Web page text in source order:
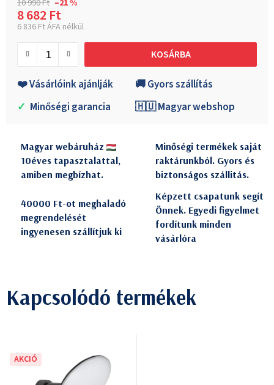
10 990 Ft –21 %
8 682 Ft
6 836 Ft ÁFA nélkül
KOSÁRBA
❤️ Vásárlóink ajánlják
🚚 Gyors szállítás
✓ Minőségi garancia 🇭🇺 Magyar webshop
Magyar webáruház
10éves tapasztalattal,
amiben megbízhat.
Minőségi termékek saját
raktárunkból. Gyors és
biztonságos szállitás.
40000 Ft-ot meghaladó
megrendelését
ingyenesen szállítjuk ki
Képzett csapatunk segít
Önnek. Egyedi figyelmet
fordítunk minden
vásárlóra
Kapcsolódó termékek
AKCIÓ